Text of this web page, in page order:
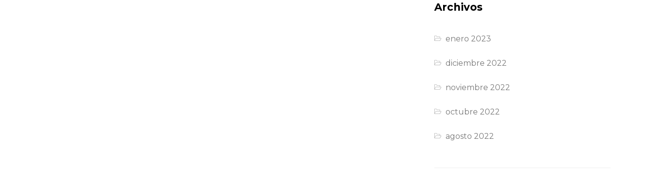
Archivos
enero 2023
diciembre 2022
noviembre 2022
octubre 2022
agosto 2022